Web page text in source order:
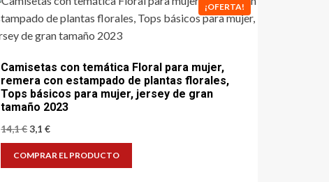
¡OFERTA!
Camisetas con temática Floral para mujer,
remera con estampado de plantas florales,
Tops básicos para mujer, jersey de gran
tamaño 2023
14,1€El
original
3,1€El
actual
COMPRAR EL PRODUCTO